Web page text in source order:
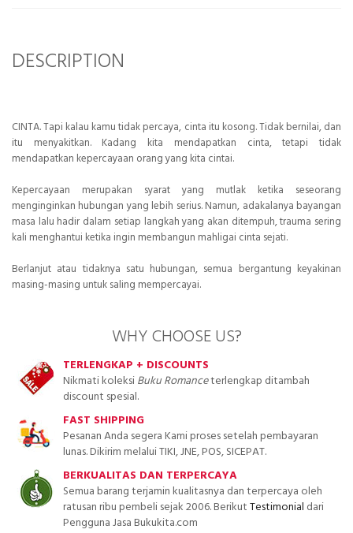
DESCRIPTION
CINTA. Tapi kalau kamu tidak percaya, cinta itu kosong. Tidak bernilai, dan
itu menyakitkan. Kadang kita mendapatkan cinta, tetapi tidak
mendapatkan kepercayaan orang yang kita cintai.
Kepercayaan merupakan syarat yang mutlak ketika seseorang
menginginkan hubungan yang lebih serius. Namun, adakalanya bayangan
masa lalu hadir dalam setiap langkah yang akan ditempuh, trauma sering
kali menghantui ketika ingin membangun mahligai cinta sejati.
Berlanjut atau tidaknya satu hubungan, semua bergantung keyakinan
masing-masing untuk saling mempercayai.
WHY CHOOSE US?
TERLENGKAP + DISCOUNTS
Nikmati koleksiBuku Romanceterlengkap ditambah
discount spesial.
FAST SHIPPING
Pesanan Anda segera Kami proses setelah pembayaran
lunas. Dikirim melalui TIKI, JNE, POS, SICEPAT.
BERKUALITAS DAN TERPERCAYA
Semua barang terjamin kualitasnya dan terpercaya oleh
ratusan ribu pembeli sejak 2006. BerikutTestimonial dari
Pengguna Jasa Bukukita.com